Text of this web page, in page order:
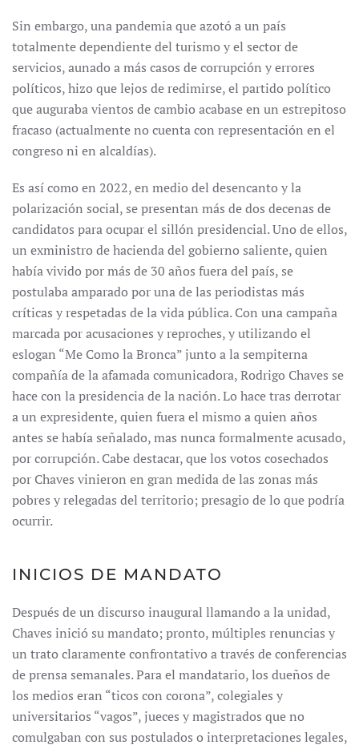
Sin embargo, una pandemia que azotó a un país
totalmente dependiente del turismo y el sector de
servicios, aunado a más casos de corrupción y errores
políticos, hizo que lejos de redimirse, el partido político
que auguraba vientos de cambio acabase en un estrepitoso
fracaso (actualmente no cuenta con representación en el
congreso ni en alcaldías).
Es así como en 2022, en medio del desencanto y la
polarización social, se presentan más de dos decenas de
candidatos para ocupar el sillón presidencial. Uno de ellos,
un exministro de hacienda del gobierno saliente, quien
había vivido por más de 30 años fuera del país, se
postulaba amparado por una de las periodistas más
críticas y respetadas de la vida pública. Con una campaña
marcada por acusaciones y reproches, y utilizando el
eslogan “Me Como la Bronca” junto a la sempiterna
compañía de la afamada comunicadora, Rodrigo Chaves se
hace con la presidencia de la nación. Lo hace tras derrotar
a un expresidente, quien fuera el mismo a quien años
antes se había señalado, mas nunca formalmente acusado,
por corrupción. Cabe destacar, que los votos cosechados
por Chaves vinieron en gran medida de las zonas más
pobres y relegadas del territorio; presagio de lo que podría
ocurrir.
INICIOS DE MANDATO
Después de un discurso inaugural llamando a la unidad,
Chaves inició su mandato; pronto, múltiples renuncias y
un trato claramente confrontativo a través de conferencias
de prensa semanales. Para el mandatario, los dueños de
los medios eran “ticos con corona”, colegiales y
universitarios “vagos”, jueces y magistrados que no
comulgaban con sus postulados o interpretaciones legales,